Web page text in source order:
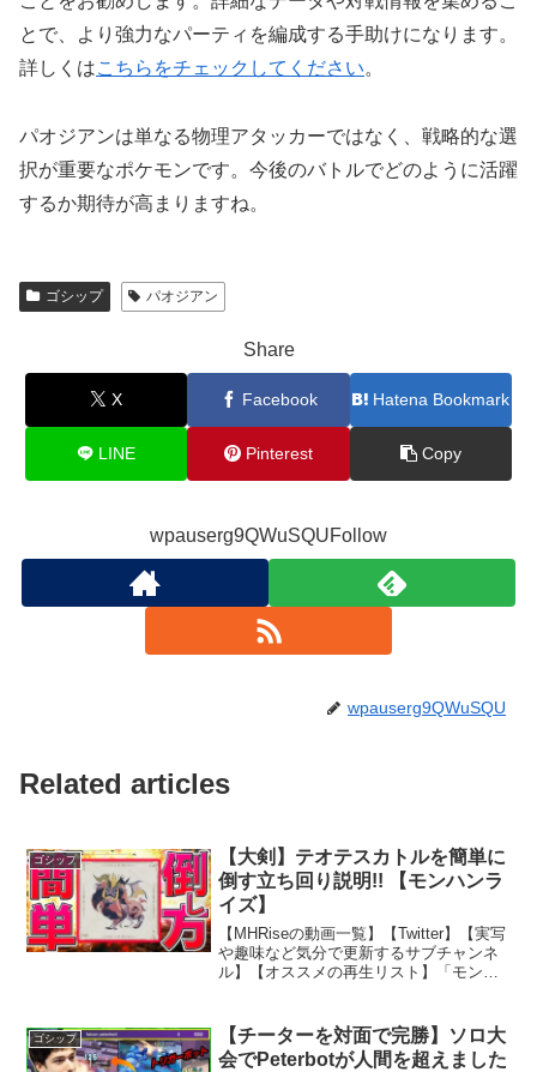
とで、より強力なパーティを編成する手助けになります。
詳しくはこちらをチェックしてください。
パオジアンは単なる物理アタッカーではなく、戦略的な選
択が重要なポケモンです。今後のバトルでどのように活躍
するか期待が高まりますね。
ゴシップ パオジアン
Share
X Facebook Hatena Bookmark
LINE Pinterest Copy
wpauserg9QWuSQUFollow
wpauserg9QWuSQU
Related articles
ゴシップ
【大剣】テオテスカトルを簡単に
倒す立ち回り説明!! 【モンハンラ
イズ】
【MHRiseの動画一覧】【Twitter】【実写
や趣味など気分で更新するサブチャンネ
ル】【オススメの再生リスト】「モンス
ライズ#大剣#テオテオテスカトルとの戦
闘...
ゴシップ
【チーターを対面で完勝】ソロ大
会でPeterbotが人間を超えました